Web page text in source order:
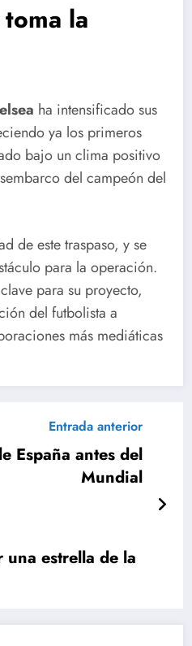
la
ha intensificado sus
ya los primeros
bajo un clima positivo
del campeón del
de este traspaso, y se
para la operación.
para su proyecto,
del futbolista a
más mediáticas
Entrada anterior
España antes del
Mundial
estrella de la